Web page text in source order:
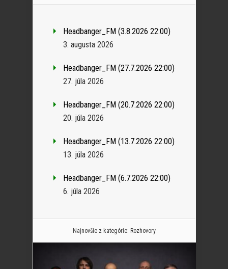
Headbanger_FM (3.8.2026 22:00)
3. augusta 2026
Headbanger_FM (27.7.2026 22:00)
27. júla 2026
Headbanger_FM (20.7.2026 22:00)
20. júla 2026
Headbanger_FM (13.7.2026 22:00)
13. júla 2026
Headbanger_FM (6.7.2026 22:00)
6. júla 2026
Najnovšie z kategórie: Rozhovory